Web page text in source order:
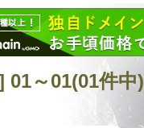
01～01(01件中)